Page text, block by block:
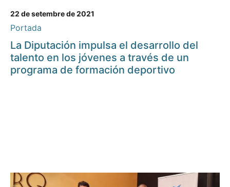
22 de setembre de 2021
Portada
La Diputación impulsa el desarrollo del
talento en los jóvenes a través de un
programa de formación deportivo